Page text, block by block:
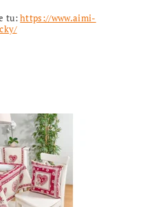
tu:https://www.aimi-